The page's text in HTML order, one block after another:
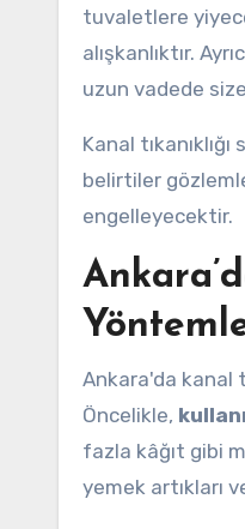
tuvaletlere
alışkanlıktır.
uzun vadede
Kanal
belirtiler
engelleyecektir.
Ankara'da kanal
Öncelikle,
fazla kâğıt gibi
yemek artıkları